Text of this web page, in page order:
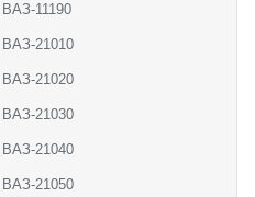
ВАЗ-11190
ВАЗ-21010
ВАЗ-21020
ВАЗ-21030
ВАЗ-21040
ВАЗ-21050